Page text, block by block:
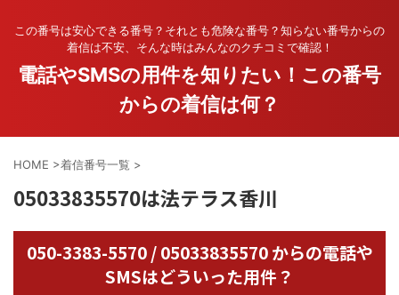
この番号は安心できる番号？それとも危険な番号？知らない番号からの
着信は不安、そんな時はみんなのクチコミで確認！
電話やSMSの用件を知りたい！この番号
からの着信は何？
HOME >着信番号一覧 >
05033835570は法テラス香川
050-3383-5570 / 05033835570 からの電話や
SMSはどういった用件？